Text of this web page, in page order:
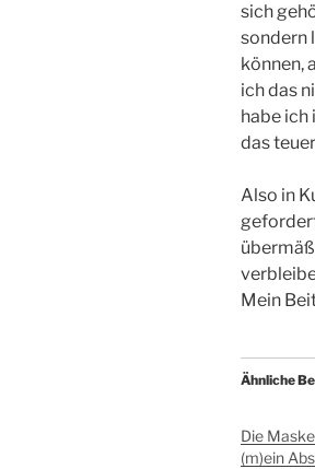
sich
sondern
können,
ich das
habe ich
das
Also in
Mein
Ähnliche
Die
(m)ein